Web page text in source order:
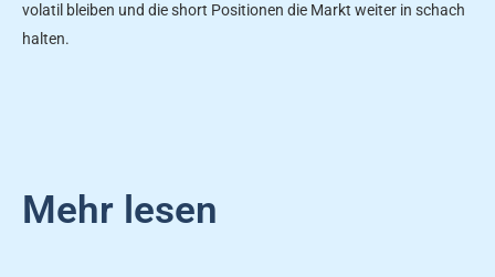
volatil bleiben und die short Positionen die Markt weiter in schach
halten.
Mehr lesen